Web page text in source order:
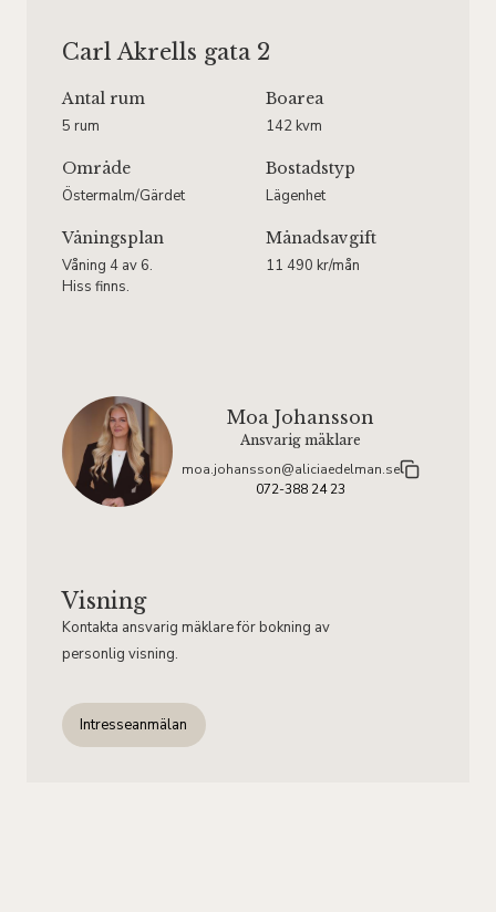
Carl Akrells gata 2
Antal rum
5 rum
Boarea
142 kvm
Område
Östermalm/Gärdet
Bostadstyp
Lägenhet
Våningsplan
Våning 4 av 6.
Hiss finns.
Månadsavgift
11 490 kr/mån
Moa Johansson
Ansvarig mäklare
moa.johansson@aliciaedelman.se
072-388 24 23
Visning
Kontakta ansvarig mäklare för bokning av
personlig visning.
Intresseanmälan